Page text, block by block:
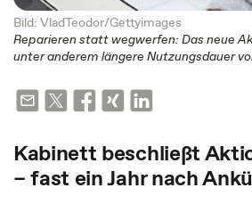
Bild: VladTeodor/Gettyimages
Reparieren statt wegwerfen: Das neue
unter anderem längere Nutzungsdauer
Kabinett beschließt
– fast ein Jahr nach